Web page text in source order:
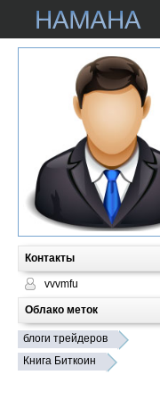
Контакты
vvvmfu
Облако меток
блоги трейдеров
Книга Биткоин